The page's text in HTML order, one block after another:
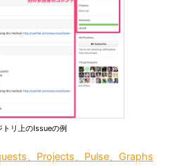
リ上のIssueの例
、Projects、Pulse、Graphs